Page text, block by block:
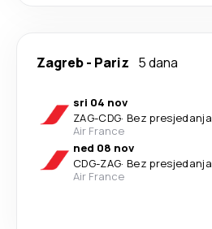
Zagreb- Pariz 5 dana
sri 04 nov
ZAG-CDG· Bez presjedanja
Air France
ned 08 nov
CDG-ZAG· Bez presjedanja
Air France